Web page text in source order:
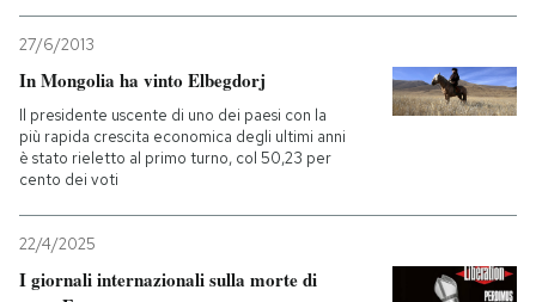
27/6/2013
In Mongolia ha vinto Elbegdorj
Il presidente uscente di uno dei paesi con la
più rapida crescita economica degli ultimi anni
è stato rieletto al primo turno, col 50,23 per
cento dei voti
22/4/2025
I giornali internazionali sulla morte di